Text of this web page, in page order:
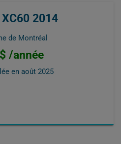
XC60 2014
de Montréal
/année
en août 2025